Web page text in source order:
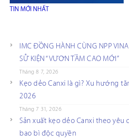
TIN MỚI NHẤT
IMC ĐỒNG HÀNH CÙNG NPP
SỰ KIỆN “VƯƠN TẦM CAO MỚI”
Tháng 8 7, 2026
Kẹo dẻo Canxi là gì? Xu hướng
2026
Tháng 7 31, 2026
Sản xuất kẹo dẻo Canxi theo
bao bì độc quyền